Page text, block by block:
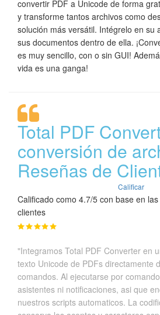
convertir PDF a Unicode de forma
y transforme tantos archivos como
solución más versátil. Intégrelo en su
sus documentos dentro de ella.
es muy sencillo, con o sin GUI!
vida es una ganga!
Total PDF
conversión de
Reseñas de
Calificar
Calificado como 4.7/5 con base en
clientes
"Integramos Total PDF Converter en
texto Unicode de PDFs directamente
comandos. Al ejecutarse por
asistentes ni notificaciones, asi que
nuestros scripts automaticos. La